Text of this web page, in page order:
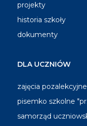
projekty
historia szkoły
dokumenty
DLA UCZNIÓW
zajęcia pozalekcyjne
pisemko szkolne
samorząd